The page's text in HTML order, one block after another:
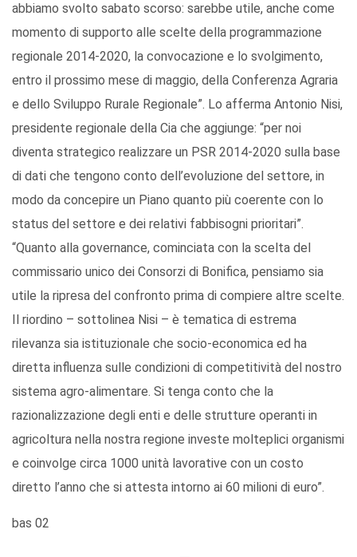
abbiamo svolto sabato scorso: sarebbe utile, anche come
momento di supporto alle scelte della programmazione
regionale 2014-2020, la convocazione e lo svolgimento,
entro il prossimo mese di maggio, della Conferenza Agraria
e dello Sviluppo Rurale Regionale”. Lo afferma Antonio Nisi,
presidente regionale della Cia che aggiunge: “per noi
diventa strategico realizzare un PSR 2014-2020 sulla base
di dati che tengono conto dell’evoluzione del settore, in
modo da concepire un Piano quanto più coerente con lo
status del settore e dei relativi fabbisogni prioritari”.
“Quanto alla governance, cominciata con la scelta del
commissario unico dei Consorzi di Bonifica, pensiamo sia
utile la ripresa del confronto prima di compiere altre scelte.
Il riordino – sottolinea Nisi – è tematica di estrema
rilevanza sia istituzionale che socio-economica ed ha
diretta influenza sulle condizioni di competitività del nostro
sistema agro-alimentare. Si tenga conto che la
razionalizzazione degli enti e delle strutture operanti in
agricoltura nella nostra regione investe molteplici organismi
e coinvolge circa 1000 unità lavorative con un costo
diretto l’anno che si attesta intorno ai 60 milioni di euro”.
bas 02